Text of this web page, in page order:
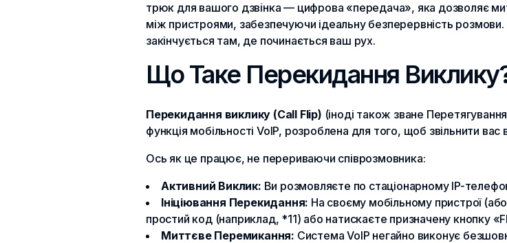
трюк для вашого дзвінка — цифрова «передача», яка дозволяє
між пристроями, забезпечуючи ідеальну безперервність
закінчується там, де починається ваш рух.
Що Таке Перекидання
Перекидання виклику (Call Flip) (іноді також зване
функція мобільності VoIP, розроблена для того, щоб звільнити
Ось як це працює, не перериваючи співрозмовника:
Активний Виклик: Ви розмовляєте по стаціонарному IP-
Ініціювання Перекидання: На своєму мобільному пристрої
простий код (наприклад, *11) або натискаєте призначену кнопку
Миттєве Перемикання: Система VoIP негайно виконує